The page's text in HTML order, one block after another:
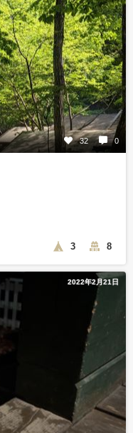
32 0
3 8
2022年2月21日